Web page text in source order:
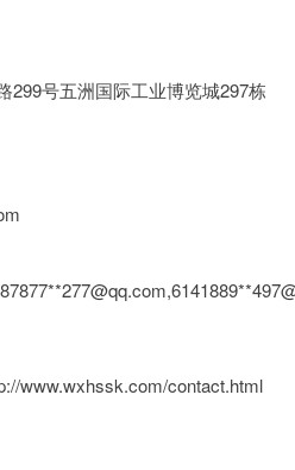
299号五洲国际工业博览城297栋
277@qq.com,6141889**
www.wxhssk.com/contact.html